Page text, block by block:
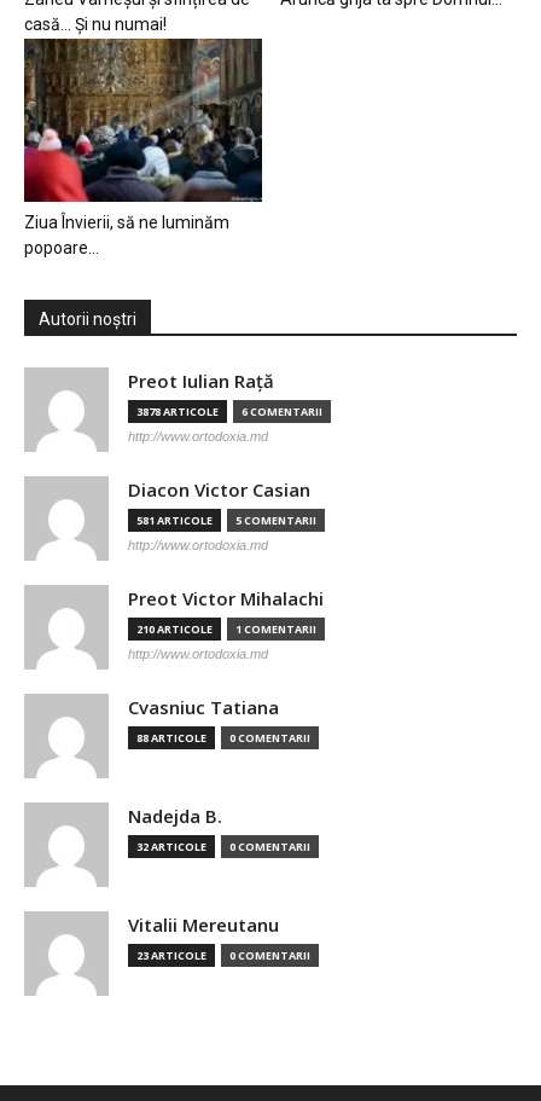
casă… Și nu numai!
Ziua Învierii, să ne luminăm
popoare…
Autorii noștri
Preot Iulian Raţă
3878 ARTICOLE 6 COMENTARII
http://www.ortodoxia.md
Diacon Victor Casian
581 ARTICOLE 5 COMENTARII
http://www.ortodoxia.md
Preot Victor Mihalachi
210 ARTICOLE 1 COMENTARII
http://www.ortodoxia.md
Cvasniuc Tatiana
88 ARTICOLE 0 COMENTARII
Nadejda B.
32 ARTICOLE 0 COMENTARII
Vitalii Mereutanu
23 ARTICOLE 0 COMENTARII